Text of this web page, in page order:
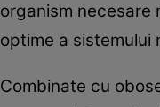
organism necesare
optime a sistemului
Combinate cu